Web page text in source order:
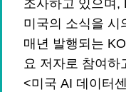
조사하고 있으며,
미국의 소식을 시
매년 발행되는
요 저자로 참여하
<미국 AI 데이터